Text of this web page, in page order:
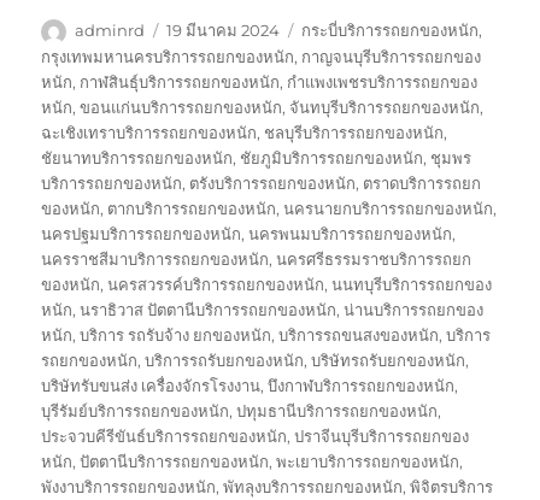
ผู้
เขียน
adminrd
เขียน
เมื่อ
19 มีนาคม 2024
ป้าย
กำกับ
กระบี่บริการรถยกของหนัก,
กรุงเทพมหานครบริการรถยกของหนัก, กาญจนบุรีบริการรถยกของ
หนัก, กาฬสินธุ์บริการรถยกของหนัก, กำแพงเพชรบริการรถยกของ
หนัก,ขอนแก่นบริการรถยกของหนัก, จันทบุรีบริการรถยกของหนัก,
ฉะเชิงเทราบริการรถยกของหนัก, ชลบุรีบริการรถยกของหนัก,
ชัยนาทบริการรถยกของหนัก, ชัยภูมิบริการรถยกของหนัก, ชุมพร
บริการรถยกของหนัก, ตรังบริการรถยกของหนัก, ตราดบริการรถยก
ของหนัก, ตากบริการรถยกของหนัก,นครนายกบริการรถยกของหนัก,
นครปฐมบริการรถยกของหนัก,นครพนมบริการรถยกของหนัก,
นครราชสีมาบริการรถยกของหนัก,นครศรีธรรมราชบริการรถยก
ของหนัก,นครสวรรค์บริการรถยกของหนัก,นนทบุรีบริการรถยกของ
หนัก,นราธิวาส ปัตตานีบริการรถยกของหนัก,น่านบริการรถยกของ
หนัก,บริการ รถรับจ้าง ยกของหนัก,บริการรถขนสงของหนัก,บริการ
รถยกของหนัก,บริการรถรับยกของหนัก,บริษัทรถรับยกของหนัก,
บริษัทรับขนส่ง เครื่องจักรโรงงาน,บึงกาฬบริการรถยกของหนัก,
บุรีรัมย์บริการรถยกของหนัก,ปทุมธานีบริการรถยกของหนัก,
ประจวบคีรีขันธ์บริการรถยกของหนัก,ปราจีนบุรีบริการรถยกของ
หนัก,ปัตตานีบริการรถยกของหนัก,พะเยาบริการรถยกของหนัก,
พังงาบริการรถยกของหนัก,พัทลุงบริการรถยกของหนัก,พิจิตรบริการ